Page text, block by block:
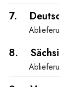
7.
8.